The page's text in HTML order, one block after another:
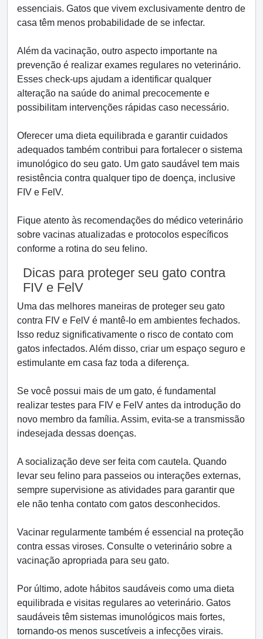
essenciais. Gatos que vivem exclusivamente dentro de
casa têm menos probabilidade de se infectar.
Além da vacinação, outro aspecto importante na
prevenção é realizar exames regulares no veterinário.
Esses check-ups ajudam a identificar qualquer
alteração na saúde do animal precocemente e
possibilitam intervenções rápidas caso necessário.
Oferecer uma dieta equilibrada e garantir cuidados
adequados também contribui para fortalecer o sistema
imunológico do seu gato. Um gato saudável tem mais
resistência contra qualquer tipo de doença, inclusive
FIV e FelV.
Fique atento às recomendações do médico veterinário
sobre vacinas atualizadas e protocolos específicos
conforme a rotina do seu felino.
Dicas para proteger seu gato contra
FIV e FelV
Uma das melhores maneiras de proteger seu gato
contra FIV e FelV é mantê-lo em ambientes fechados.
Isso reduz significativamente o risco de contato com
gatos infectados. Além disso, criar um espaço seguro e
estimulante em casa faz toda a diferença.
Se você possui mais de um gato, é fundamental
realizar testes para FIV e FelV antes da introdução do
novo membro da família. Assim, evita-se a transmissão
indesejada dessas doenças.
A socialização deve ser feita com cautela. Quando
levar seu felino para passeios ou interações externas,
sempre supervisione as atividades para garantir que
ele não tenha contato com gatos desconhecidos.
Vacinar regularmente também é essencial na proteção
contra essas viroses. Consulte o veterinário sobre a
vacinação apropriada para seu gato.
Por último, adote hábitos saudáveis como uma dieta
equilibrada e visitas regulares ao veterinário. Gatos
saudáveis têm sistemas imunológicos mais fortes,
tornando-os menos suscetíveis a infecções virais.